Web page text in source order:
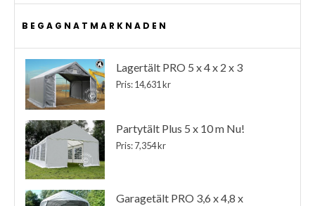
BEGAGNATMARKNADEN
Lagertält PRO 5 x 4 x 2 x 3
Pris: 14,631 kr
Partytält Plus 5 x 10 m Nu!
Pris: 7,354 kr
Garagetält PRO 3,6 x 4,8 x